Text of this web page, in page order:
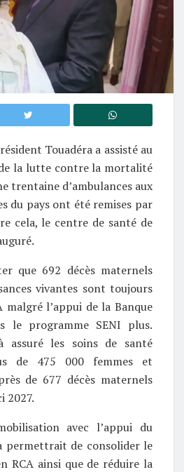
Touadéra a assisté au
la lutte contre la mortalité
trentaine d’ambulances aux
du pays ont été remises par
cela, le centre de santé de
que 692 décès maternels
vivantes sont toujours
malgré l’appui de la Banque
le programme SENI plus.
les soins de santé
de 475 000 femmes et
de 677 décès maternels
2027.
avec l’appui du
permettrait de consolider le
RCA ainsi que de réduire la